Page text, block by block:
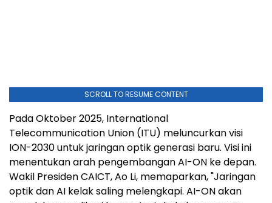
SCROLL TO RESUME CONTENT
Pada Oktober 2025, International
Telecommunication Union (ITU) meluncurkan visi
ION-2030 untuk jaringan optik generasi baru. Visi ini
menentukan arah pengembangan AI-ON ke depan.
Wakil Presiden CAICT, Ao Li, memaparkan, "Jaringan
optik dan AI kelak saling melengkapi. AI-ON akan